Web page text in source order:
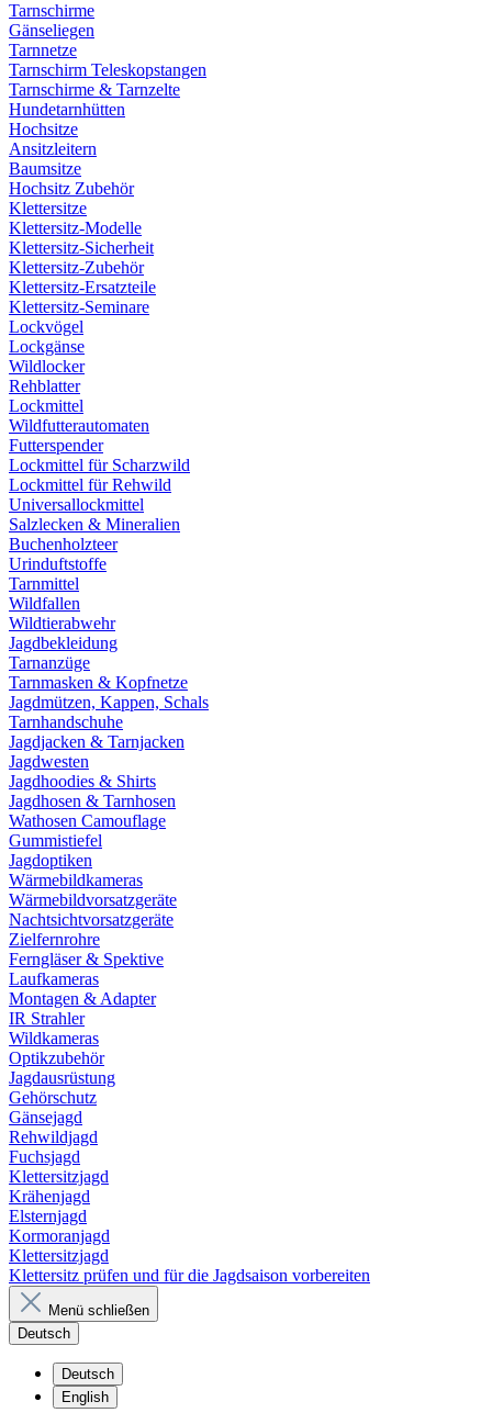
Tarnschirme
Gänseliegen
Tarnnetze
Tarnschirm Teleskopstangen
Tarnschirme & Tarnzelte
Hundetarnhütten
Hochsitze
Ansitzleitern
Baumsitze
Hochsitz Zubehör
Klettersitze
Klettersitz-Modelle
Klettersitz-Sicherheit
Klettersitz-Zubehör
Klettersitz-Ersatzteile
Klettersitz-Seminare
Lockvögel
Lockgänse
Wildlocker
Rehblatter
Lockmittel
Wildfutterautomaten
Futterspender
Lockmittel für Scharzwild
Lockmittel für Rehwild
Universallockmittel
Salzlecken & Mineralien
Buchenholzteer
Urinduftstoffe
Tarnmittel
Wildfallen
Wildtierabwehr
Jagdbekleidung
Tarnanzüge
Tarnmasken & Kopfnetze
Jagdmützen, Kappen, Schals
Tarnhandschuhe
Jagdjacken & Tarnjacken
Jagdwesten
Jagdhoodies & Shirts
Jagdhosen & Tarnhosen
Wathosen Camouflage
Gummistiefel
Jagdoptiken
Wärmebildkameras
Wärmebildvorsatzgeräte
Nachtsichtvorsatzgeräte
Zielfernrohre
Ferngläser & Spektive
Laufkameras
Montagen & Adapter
IR Strahler
Wildkameras
Optikzubehör
Jagdausrüstung
Gehörschutz
Gänsejagd
Rehwildjagd
Fuchsjagd
Klettersitzjagd
Krähenjagd
Elsternjagd
Kormoranjagd
Klettersitzjagd
Klettersitz prüfen und für die Jagdsaison vorbereiten
Menü schließen
Deutsch
Deutsch
English